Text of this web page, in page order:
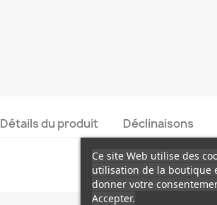
Détails du produit Déclinaisons
Ce site Web utilise des
utilisation de la boutique
donner votre
Accepter.